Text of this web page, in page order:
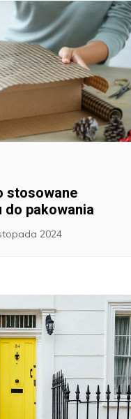
stosowane
do pakowania
2024